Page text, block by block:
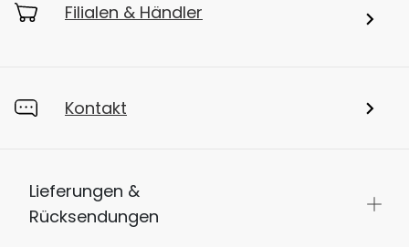
Filialen & Händler
Kontakt
Lieferungen &
Rücksendungen